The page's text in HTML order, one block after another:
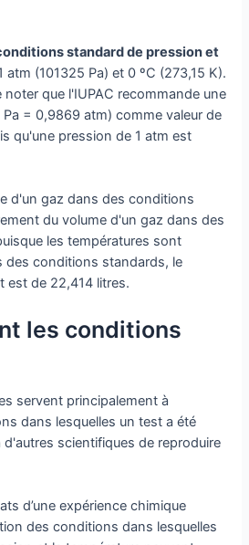
standard de pression et
atm (101325 Pa) et 0 ºC (273,15 K).
que l'IUPAC recommande une
Pa = 0,9869 atm) comme valeur de
qu'une pression de 1 atm est
d'un gaz dans des conditions
du volume d'un gaz dans des
les températures sont
des conditions standards, le
est de 22,414 litres.
les conditions
servent principalement à
dans lesquelles un test a été
d'autres scientifiques de reproduire
d’une expérience chimique
des conditions dans lesquelles